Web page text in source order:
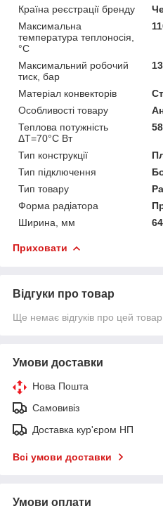
Країна реєстрації бренду
Максимальна
температура теплоносія,
°С
Максимальний робочий
тиск, бар
13
Матеріал конвекторів
Особливості товару
Теплова потужність
ΔТ=70°С Вт
Тип конструкції
Тип підключення
Тип товару
Форма радіатора
Ширина, мм
Приховати
Відгуки про товар
Ще немає відгуків про цей товар
Умови доставки
Нова Пошта
Самовивіз
Доставка кур'єром НП
Всі умови доставки
Умови оплати